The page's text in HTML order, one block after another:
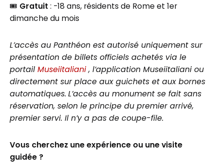
🎟️ Gratuit : -18 ans, résidents de Rome et 1er
dimanche du mois
L’accès au Panthéon est autorisé uniquement sur
présentation de billets officiels achetés via le
portail Museiitaliani, l’application Museiitaliani ou
directement sur place aux guichets et aux bornes
automatiques. L’accès au monument se fait sans
réservation, selon le principe du premier arrivé,
premier servi. Il n’y a pas de coupe-file.
Vous cherchez une expérience ou une visite
guidée ?